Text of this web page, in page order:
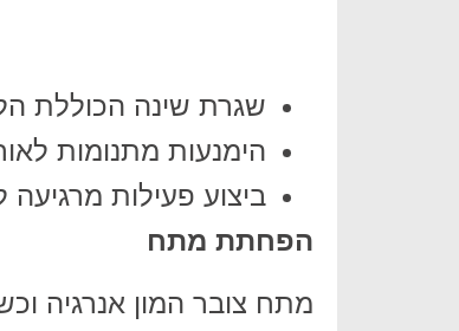
שגרת שינה הכוללת
הימנעות מתנומות
ביצוע פעילות מרגיעה
הפחתת מתח
מתח צובר המון אנרגיה